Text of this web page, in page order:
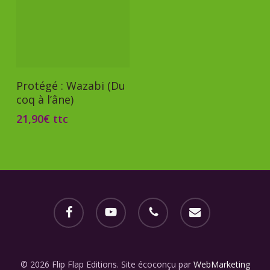
Ajouter Au Panier
Protégé : Wazabi (Du
coq à l’âne)
21,90€ ttc
facebook youtube phone email
© 2026 Flip Flap Editions. Site écoconçu par WebMarketing